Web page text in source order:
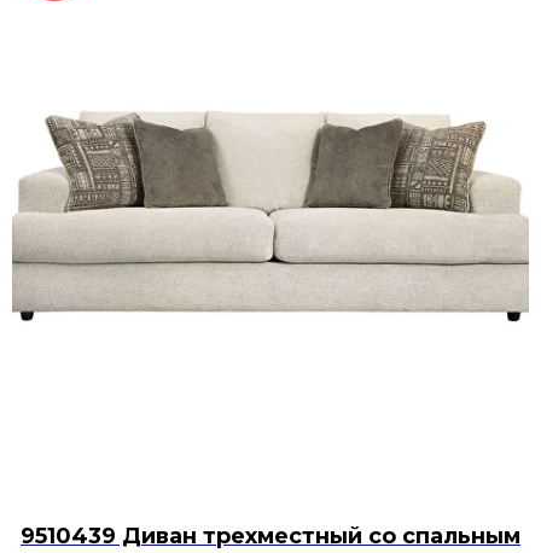
9510439 Диван трехместный со спальным